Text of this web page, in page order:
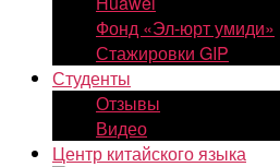
Фонд «Эл-юрт умиди»
Стажировки GIP
Студенты
Отзывы
Видео
Центр китайского языка